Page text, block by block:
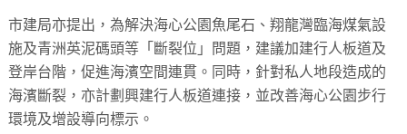
市建局亦提出，為解決海心公園魚尾石、翔龍灣臨海煤氣設
施及青洲英泥碼頭等「斷裂位」問題，建議加建行人板道及
登岸台階，促進海濱空間連貫。同時，針對私人地段造成的
海濱斷裂，亦計劃興建行人板道連接，並改善海心公園步行
環境及增設導向標示。